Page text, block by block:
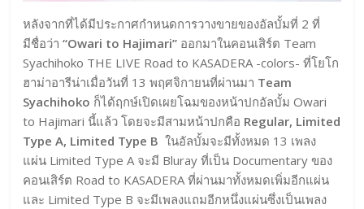
หลังจากที่ได้มีประกาศกำหนดการวางขายของอัลบั้มที่ 2 ที่
มีชื่อว่า“Owari to Hajimari” ออกมาในคอนเสิร์ต Team
Syachihoko THE LIVE Road to KASADERA -colors- ที่โยโก
ฮาม่าอารีน่าเมื่อวันที่ 13 พฤศจิกายนที่ผ่านมา Team
Syachihoko ก็ได้ฤกษ์เปิดเผยโฉมของหน้าปกอัลบั้ม Owari
to Hajimari นี้แล้ว โดยจะมีสามหน้าปกคือ Regular, Limited
Type A, Limited Type B ในอัลบั้มจะมีทั้งหมด 13 เพลง
แผ่น Limited Type A จะมี Bluray ที่เป็น Documentary ของ
คอนเสิร์ต Road to KASADERA ที่ผ่านมาทั้งหมดเพิ่มอีกแผ่น
และ Limited Type B จะมีเพลงแถมอีกหนึ่งแผ่นซึ่งเป็นเพลง